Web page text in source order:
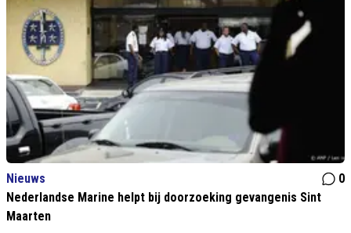
Nieuws
0
Nederlandse Marine helpt bij doorzoeking gevangenis Sint
Maarten